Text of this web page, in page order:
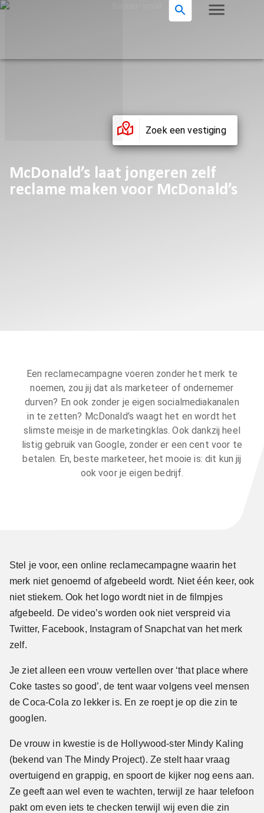
Zoek een vestiging
McDonald’s laat jongeren zelf
reclame maken voor McDonald’s
Een reclamecampagne voeren zonder het merk te
noemen, zou jij dat als marketeer of ondernemer
durven? En ook zonder je eigen socialmediakanalen
in te zetten? McDonald’s waagt het en wordt het
slimste meisje in de marketingklas. Ook dankzij heel
listig gebruik van Google, zonder er een cent voor te
betalen. En, beste marketeer, het mooie is: dit kun jij
ook voor je eigen bedrijf.
Stel je voor, een online reclamecampagne waarin het
merk niet genoemd of afgebeeld wordt. Niet één keer, ook
niet stiekem. Ook het logo wordt niet in de filmpjes
afgebeeld. De video’s worden ook niet verspreid via
Twitter, Facebook, Instagram of Snapchat van het merk
zelf.
Je ziet alleen een vrouw vertellen over ‘that place where
Coke tastes so good’, de tent waar volgens veel mensen
de Coca-Cola zo lekker is. En ze roept je op die zin te
googlen.
De vrouw in kwestie is de Hollywood-ster Mindy Kaling
(bekend van The Mindy Project). Ze stelt haar vraag
overtuigend en grappig, en spoort de kijker nog eens aan.
Ze geeft aan wel even te wachten, terwijl ze haar telefoon
pakt om even iets te checken terwijl wij even die zin